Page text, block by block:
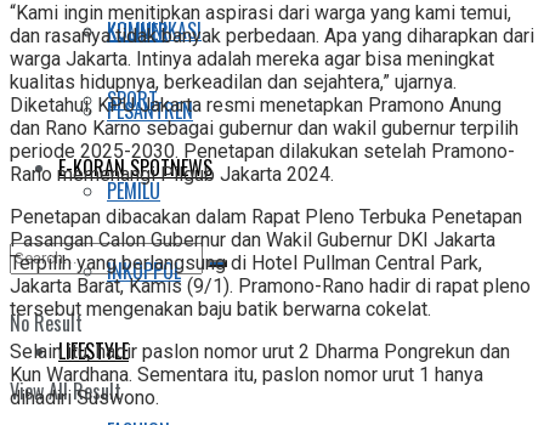
KULINER
SPORT
E-KORAN SPOTNEWS
No Result
View All Result
KOMUNIKASI
PESANTREN
PEMILU
INKOPPOL
LIFESTYLE
“Kami ingin menitipkan aspirasi dari warga yang kami temui,
dan rasanya tidak banyak perbedaan. Apa yang diharapkan dari
warga Jakarta. Intinya adalah mereka agar bisa meningkat
kualitas hidupnya, berkeadilan dan sejahtera,” ujarnya.
Diketahui, KPU Jakarta resmi menetapkan Pramono Anung
dan Rano Karno sebagai gubernur dan wakil gubernur terpilih
periode 2025-2030. Penetapan dilakukan setelah Pramono-
Rano memenangi Pilgub Jakarta 2024.
Penetapan dibacakan dalam Rapat Pleno Terbuka Penetapan
Pasangan Calon Gubernur dan Wakil Gubernur DKI Jakarta
Terpilih yang berlangsung di Hotel Pullman Central Park,
Jakarta Barat, Kamis (9/1). Pramono-Rano hadir di rapat pleno
tersebut mengenakan baju batik berwarna cokelat.
Selain itu, hadir paslon nomor urut 2 Dharma Pongrekun dan
Kun Wardhana. Sementara itu, paslon nomor urut 1 hanya
dihadiri Suswono.